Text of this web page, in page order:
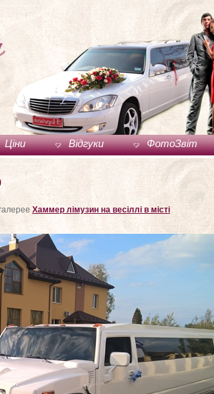
Ціни Відгуки ФотоЗвіт
Хаммер лімузин на весіллі в місті